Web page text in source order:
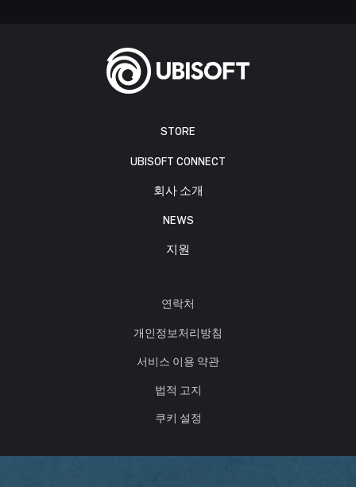
STORE
UBISOFT CONNECT
회사 소개
NEWS
지원
연락처
개인정보처리방침
서비스 이용 약관
법적 고지
쿠키 설정